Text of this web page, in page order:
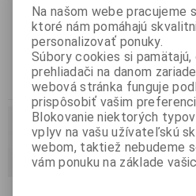
SOT399
ks
BU
Záruka
Na našom webe pracujeme
ktoré nám pomáhajú
personalizovať ponuky.
Súbory cookies si
prehliadači na danom
webová stránka funguje
prispôsobiť vašim
Blokovanie niektorých
vplyv na vašu užívateľskú
webom, taktiež nebudeme
vám ponuku na základe